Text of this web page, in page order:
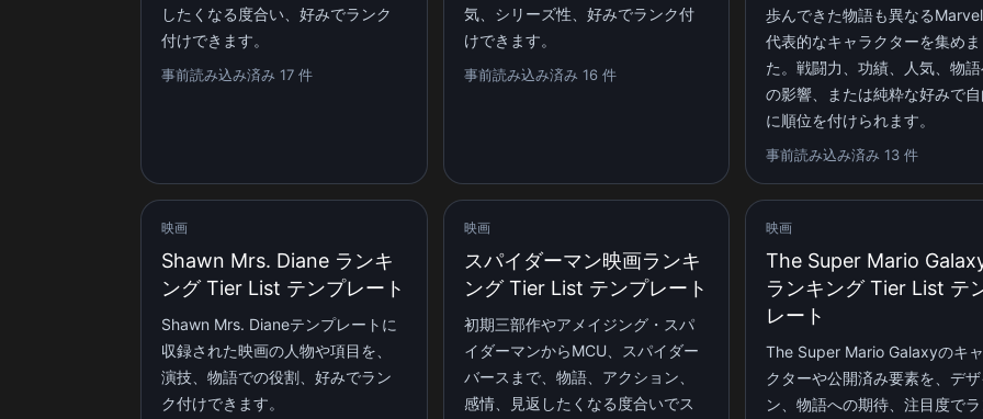
したくなる度合い、好みでランク
付けできます。
事前読み込み済み 17 件
気、シリーズ性、好みでランク付
けできます。
事前読み込み済み 16 件
歩んできた物語も異なる
代表的なキャラクターを集め
た。戦闘力、功績、人気、物
の影響、または純粋な好みで
に順位を付けられます。
事前読み込み済み 13 件
映画
Shawn Mrs. Diane ランキ
ング Tier List テンプレート
Shawn Mrs. Dianeテンプレートに
収録された映画の人物や項目を、
演技、物語での役割、好みでラン
ク付けできます。
映画
スパイダーマン映画ランキ
ング Tier List テンプレート
初期三部作やアメイジング・スパ
イダーマンからMCU、スパイダー
バースまで、物語、アクション、
感情、見返したくなる度合いでス
映画
The Super Mario
ランキング Tier List テ
レート
The Super Mario Galaxyのキ
クターや公開済み要素を、デ
ン、物語への期待、注目度で